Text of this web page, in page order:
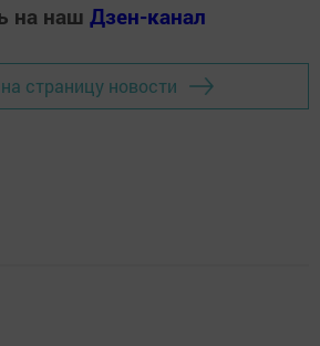
на наш Дзен-канал
страницу новости